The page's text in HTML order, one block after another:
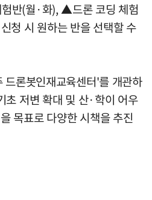
반(월·화), ▲드론 코딩 체험
청 시 원하는 반을 선택할 수
론봇인재교육센터'를 개관하
초 저변 확대 및 산·학이 어우
목표로 다양한 시책을 추진